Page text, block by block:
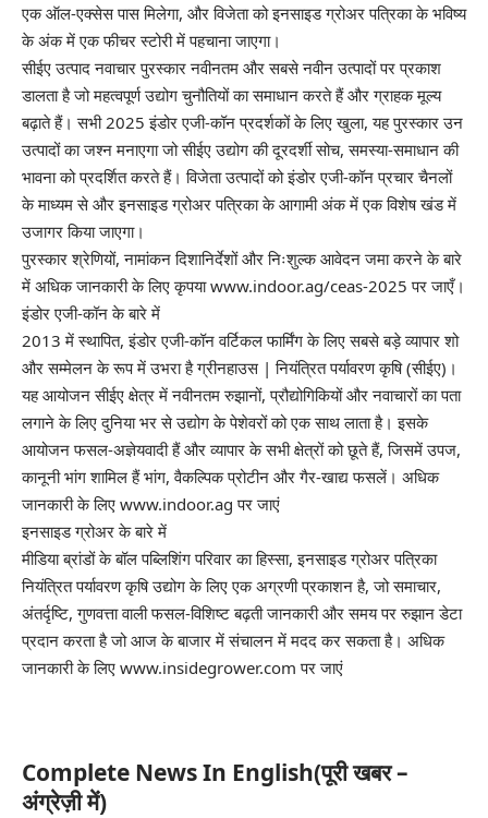
एक ऑल-एक्सेस पास मिलेगा, और विजेता को इनसाइड ग्रोअर पत्रिका के भविष्य
के अंक में एक फीचर स्टोरी में पहचाना जाएगा।
सीईए उत्पाद नवाचार पुरस्कार नवीनतम और सबसे नवीन उत्पादों पर प्रकाश
डालता है जो महत्वपूर्ण उद्योग चुनौतियों का समाधान करते हैं और ग्राहक मूल्य
बढ़ाते हैं। सभी 2025 इंडोर एजी-कॉन प्रदर्शकों के लिए खुला, यह पुरस्कार उन
उत्पादों का जश्न मनाएगा जो सीईए उद्योग की दूरदर्शी सोच, समस्या-समाधान की
भावना को प्रदर्शित करते हैं। विजेता उत्पादों को इंडोर एजी-कॉन प्रचार चैनलों
के माध्यम से और इनसाइड ग्रोअर पत्रिका के आगामी अंक में एक विशेष खंड में
उजागर किया जाएगा।
पुरस्कार श्रेणियों, नामांकन दिशानिर्देशों और निःशुल्क आवेदन जमा करने के बारे
में अधिक जानकारी के लिए कृपया www.indoor.ag/ceas-2025 पर जाएँ।
इंडोर एजी-कॉन के बारे में
2013 में स्थापित, इंडोर एजी-कॉन वर्टिकल फार्मिंग के लिए सबसे बड़े व्यापार शो
और सम्मेलन के रूप में उभरा है ग्रीनहाउस | नियंत्रित पर्यावरण कृषि (सीईए)।
यह आयोजन सीईए क्षेत्र में नवीनतम रुझानों, प्रौद्योगिकियों और नवाचारों का पता
लगाने के लिए दुनिया भर से उद्योग के पेशेवरों को एक साथ लाता है। इसके
आयोजन फसल-अज्ञेयवादी हैं और व्यापार के सभी क्षेत्रों को छूते हैं, जिसमें उपज,
कानूनी भांग शामिल हैं भांग, वैकल्पिक प्रोटीन और गैर-खाद्य फसलें। अधिक
जानकारी के लिए www.indoor.ag पर जाएं
इनसाइड ग्रोअर के बारे में
मीडिया ब्रांडों के बॉल पब्लिशिंग परिवार का हिस्सा, इनसाइड ग्रोअर पत्रिका
नियंत्रित पर्यावरण कृषि उद्योग के लिए एक अग्रणी प्रकाशन है, जो समाचार,
अंतर्दृष्टि, गुणवत्ता वाली फसल-विशिष्ट बढ़ती जानकारी और समय पर रुझान डेटा
प्रदान करता है जो आज के बाजार में संचालन में मदद कर सकता है। अधिक
जानकारी के लिए www.insidegrower.com पर जाएं
Complete News In English(पूरी खबर –
अंग्रेज़ी में)